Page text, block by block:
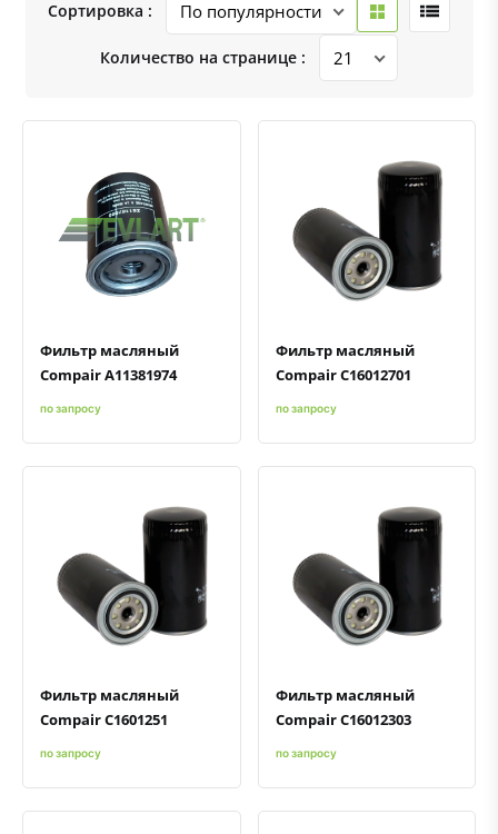
Сортировка :
Количество на странице :
Быстрый просмотрДобавить к сравнению
Добавить в избранное
Фильтр масляный
Compair A11381974
по запросу
Быстрый просмотрДобавить к сравнению
Добавить в избранное
Фильтр масляный
Compair C16012701
по запросу
Быстрый просмотрДобавить к сравнению
Добавить в избранное
Фильтр масляный
Compair C1601251
по запросу
Быстрый просмотрДобавить к сравнению
Добавить в избранное
Фильтр масляный
Compair C16012303
по запросу